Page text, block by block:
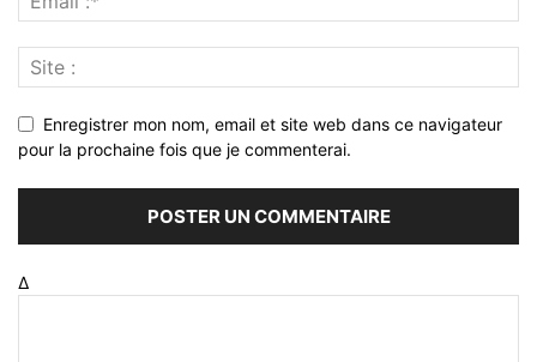
Enregistrer mon nom, email et site web dans ce navigateur
pour la prochaine fois que je commenterai.
Δ